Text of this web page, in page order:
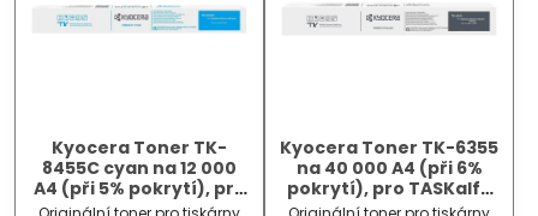
Kyocera Toner TK-
8455C cyan na 12 000
A4 (při 5% pokrytí), pro
TASKalfa MZ2501ci
Kyocera Toner TK-6355
na 40 000 A4 (při 6%
pokrytí), pro TASKalfa
MZ5001i/MZ6001i/MZ7001i